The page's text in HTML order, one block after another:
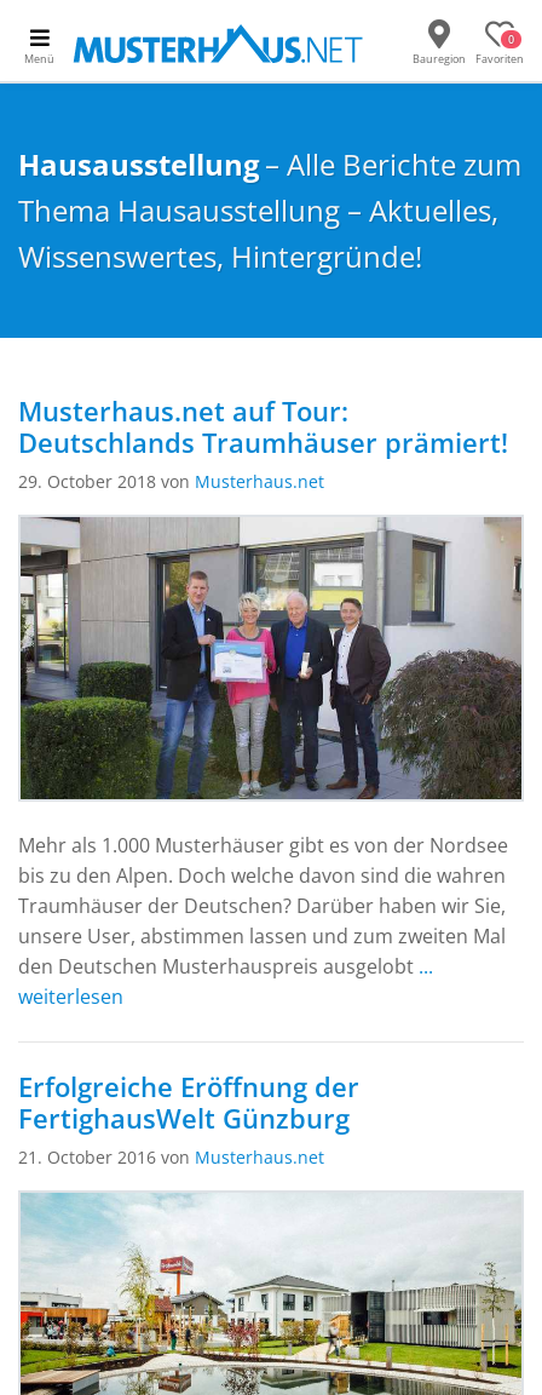
Menü Bauregion
0
Favoriten
Hausausstellung– Alle Berichte zum
Thema Hausausstellung – Aktuelles,
Wissenswertes, Hintergründe!
Musterhaus.net auf Tour:
Deutschlands Traumhäuser prämiert!
29. October 2018 von Musterhaus.net
Mehr als 1.000 Musterhäuser gibt es von der Nordsee
bis zu den Alpen. Doch welche davon sind die wahren
Traumhäuser der Deutschen? Darüber haben wir Sie,
unsere User, abstimmen lassen und zum zweiten Mal
den Deutschen Musterhauspreis ausgelobt ...
weiterlesen
Erfolgreiche Eröffnung der
FertighausWelt Günzburg
21. October 2016 von Musterhaus.net